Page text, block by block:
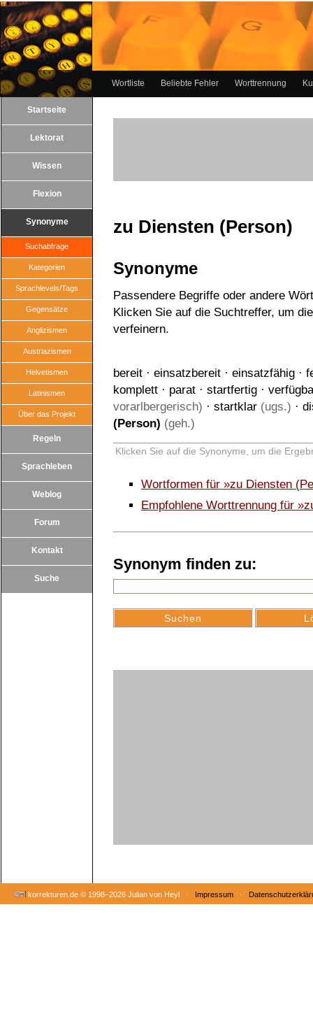
Wortliste Beliebte Fehler Worttrennung
Startseite
Lektorat
Wissen
Flexion
Synonyme
Suchabfrage
Kategorien
Sprachlevels/Tags
Gegensätze
Anglizismen
Austriazismen
Helvetismen
Latinismen
Über das Projekt
Regeln
Sprachleben
Weblog
Forum
Kontakt
Suche
zu Diensten (Person)
Synonyme
Passendere Begriffe oder andere
Klicken Sie auf die Suchtreffer, um
verfeinern.
bereit · einsatzbereit · einsatzfähig ·
komplett · parat · startfertig ·
vorarlbergerisch) · startklar (ugs.) ·
(Person) (geh.)
Klicken Sie auf die Synonyme, um die
Wortformen für »zu Diensten
Empfohlene Worttrennung für
Synonym finden zu:
korrekturen.de © 1998–2026 Julian von Heyl · Impressum ·